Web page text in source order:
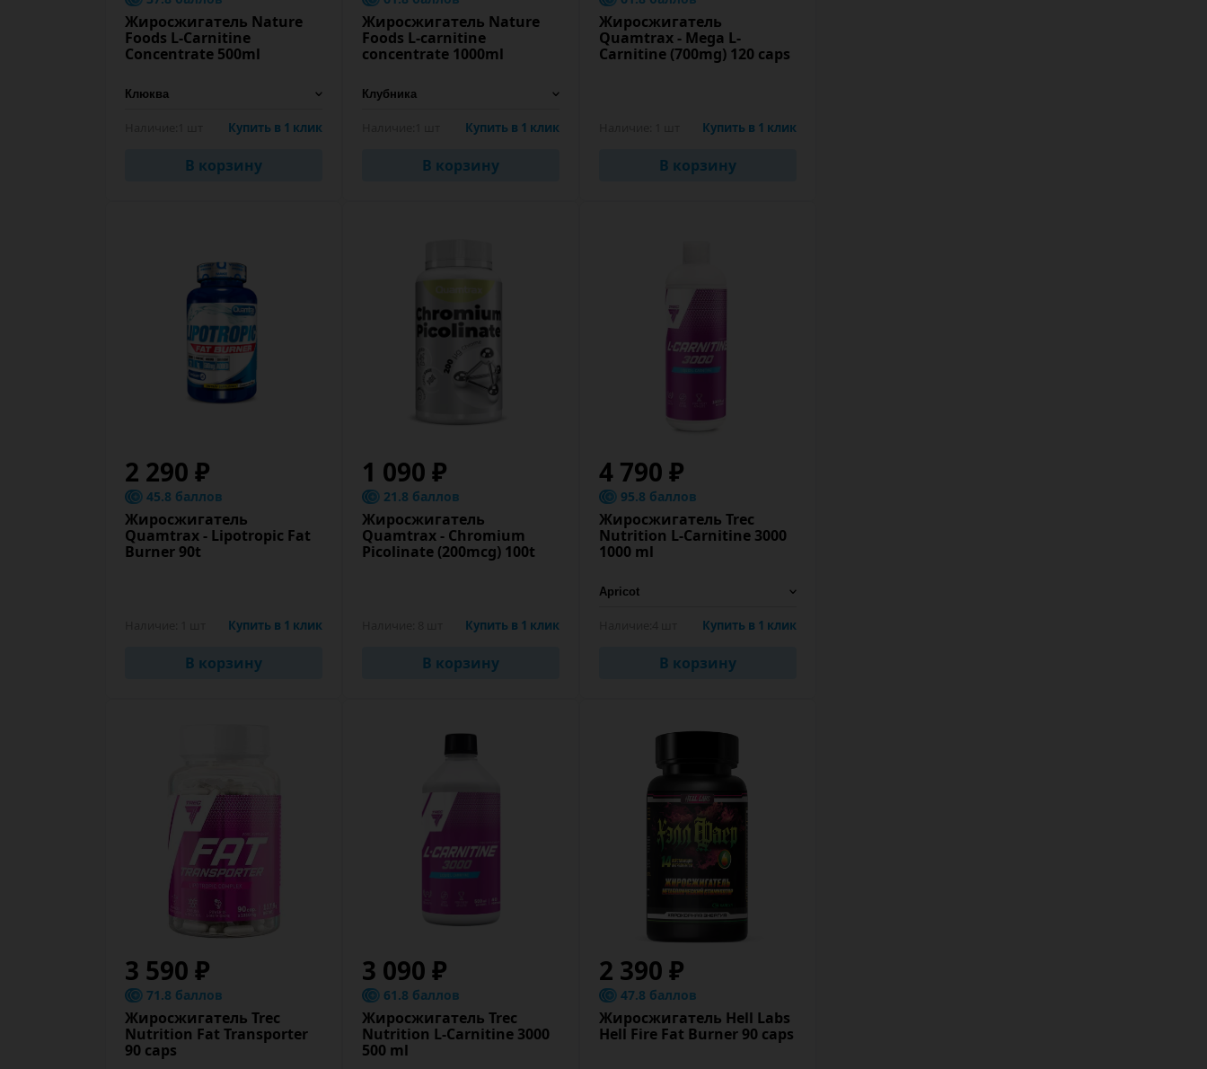
Жиросжигатель Nature
Foods L-Carnitine
Concentrate 500ml
Купить в 1 клик
В корзину
Жиросжигатель Nature
Foods L-carnitine
concentrate 1000ml
Купить в 1 клик
В корзину
Жиросжигатель
Quamtrax - Mega L-
Carnitine (700mg) 120 caps
Купить в 1 клик
В корзину
2 290 ₽
45.8 баллов
Жиросжигатель
Quamtrax - Lipotropic Fat
Burner 90t
Купить в 1 клик
В корзину
1 090 ₽
21.8 баллов
Жиросжигатель
Quamtrax - Chromium
Picolinate (200mcg) 100t
Купить в 1 клик
В корзину
4 790 ₽
95.8 баллов
Жиросжигатель Trec
Nutrition L-Carnitine 3000
1000 ml
Купить в 1 клик
В корзину
3 590 ₽
71.8 баллов
Жиросжигатель Trec
Nutrition Fat Transporter
90 caps
3 090 ₽
61.8 баллов
Жиросжигатель Trec
Nutrition L-Carnitine 3000
500 ml
2 390 ₽
47.8 баллов
Жиросжигатель Hell Labs
Hell Fire Fat Burner 90 caps